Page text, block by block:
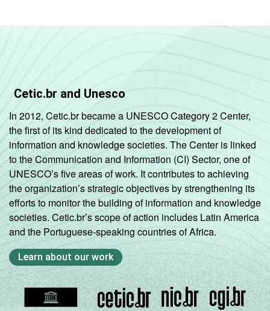
Cetic.br and Unesco
In 2012, Cetic.br became a UNESCO Category 2 Center,
the first of its kind dedicated to the development of
information and knowledge societies. The Center is linked
to the Communication and Information (CI) Sector, one of
UNESCO’s five areas of work. It contributes to achieving
the organization’s strategic objectives by strengthening its
efforts to monitor the building of information and knowledge
societies. Cetic.br’s scope of action includes Latin America
and the Portuguese-speaking countries of Africa.
Learn about our work